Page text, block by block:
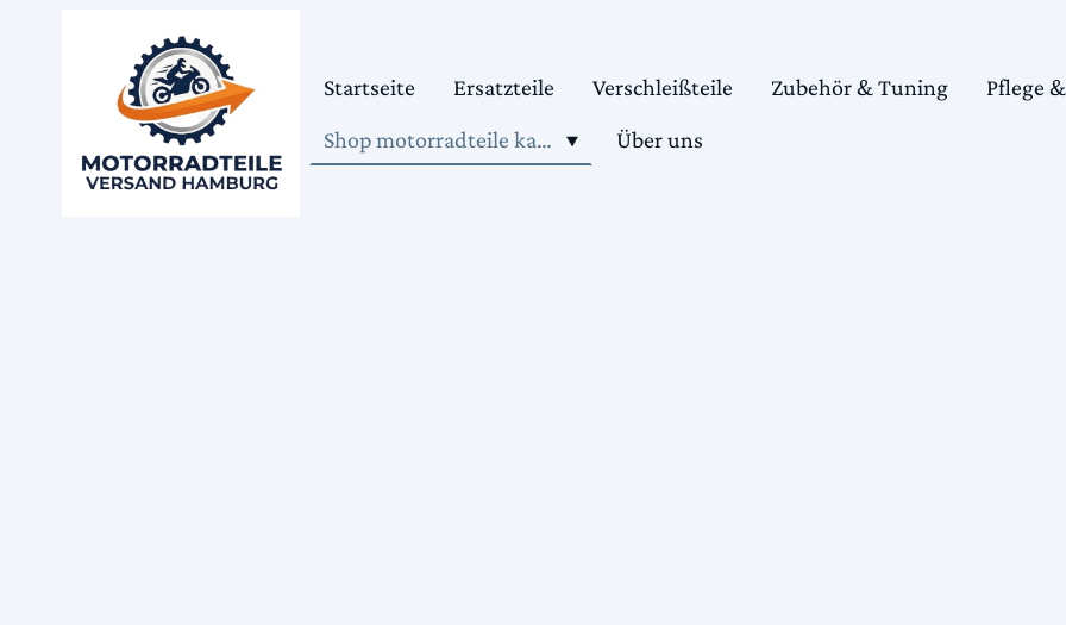
Startseite Ersatzteile Verschleißteile Zubehör & Tuning
Pflege
Shop motorradteile kaufen
Über uns